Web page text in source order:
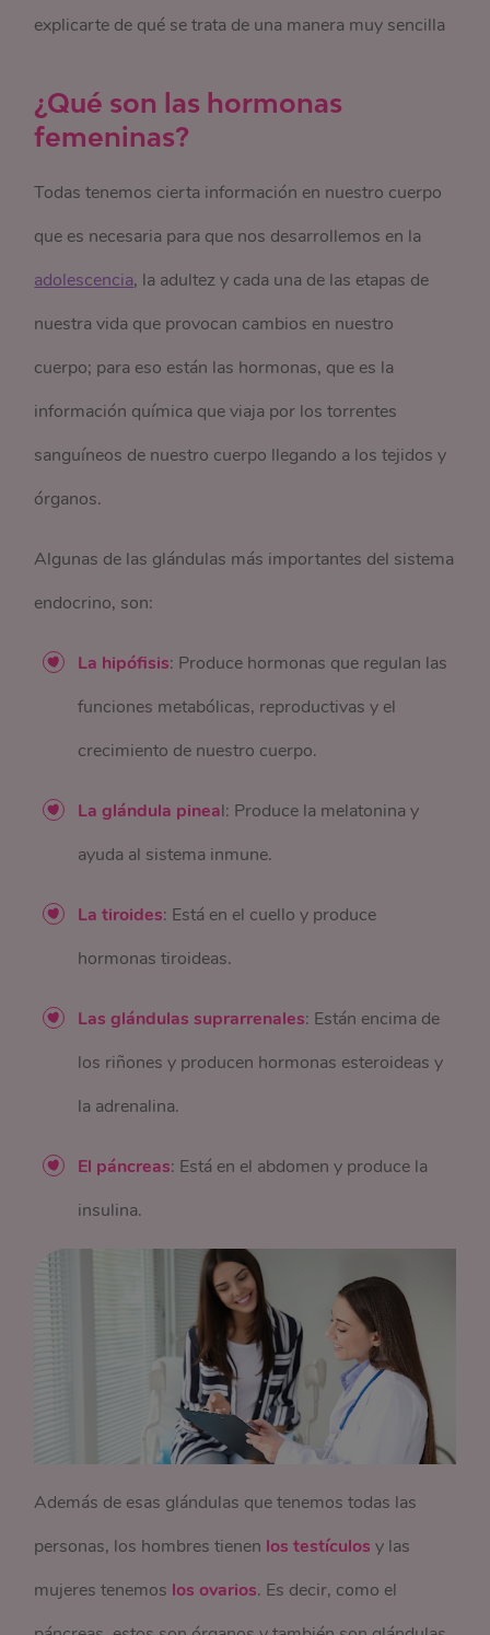
explicarte de qué se trata de una manera muy sencilla
¿Qué son las hormonas
femeninas?
Todas tenemos cierta información en nuestro cuerpo
que es necesaria para que nos desarrollemos en la
adolescencia, la adultez y cada una de las etapas de
nuestra vida que provocan cambios en nuestro
cuerpo; para eso están las hormonas, que es la
información química que viaja por los torrentes
sanguíneos de nuestro cuerpo llegando a los tejidos y
órganos.
Algunas de las glándulas más importantes del sistema
endocrino, son:
La hipófisis: Produce hormonas que regulan las
funciones metabólicas, reproductivas y el
crecimiento de nuestro cuerpo.
La glándula pineal: Produce la melatonina y
ayuda al sistema inmune.
La tiroides: Está en el cuello y produce
hormonas tiroideas.
Las glándulas suprarrenales: Están encima de
los riñones y producen hormonas esteroideas y
la adrenalina.
El páncreas: Está en el abdomen y produce la
insulina.
Además de esas glándulas que tenemos todas las
personas, los hombres tienen los testículos y las
mujeres tenemos los ovarios. Es decir, como el